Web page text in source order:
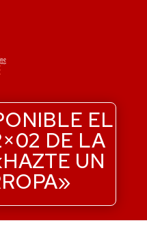
EL
DE LA
UN